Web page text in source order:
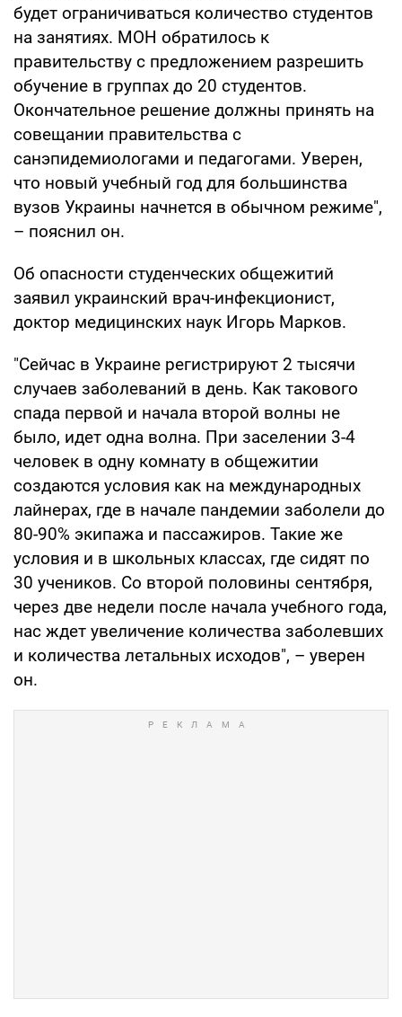
будет ограничиваться количество студентов
на занятиях. МОН обратилось к
правительству с предложением разрешить
обучение в группах до 20 студентов.
Окончательное решение должны принять на
совещании правительства с
санэпидемиологами и педагогами. Уверен,
что новый учебный год для большинства
вузов Украины начнется в обычном режиме",
– пояснил он.
Об опасности студенческих общежитий
заявил украинский врач-инфекционист,
доктор медицинских наук Игорь Марков.
"Сейчас в Украине регистрируют 2 тысячи
случаев заболеваний в день. Как такового
спада первой и начала второй волны не
было, идет одна волна. При заселении 3-4
человек в одну комнату в общежитии
создаются условия как на международных
лайнерах, где в начале пандемии заболели до
80-90% экипажа и пассажиров. Такие же
условия и в школьных классах, где сидят по
30 учеников. Со второй половины сентября,
через две недели после начала учебного года,
нас ждет увеличение количества заболевших
и количества летальных исходов", – уверен
он.